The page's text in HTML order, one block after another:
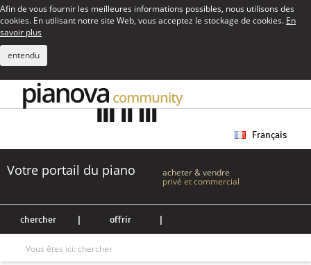
Afin de vous fournir les meilleures informations possibles, nous utilisons des
cookies. En utilisant notre site Web, vous acceptez le stockage de cookies. En
savoir plus
entendu
Français
Votre portail du piano acheter & vendre
privé et commercial
chercher | offrir |
Vous êtes ici: chercher